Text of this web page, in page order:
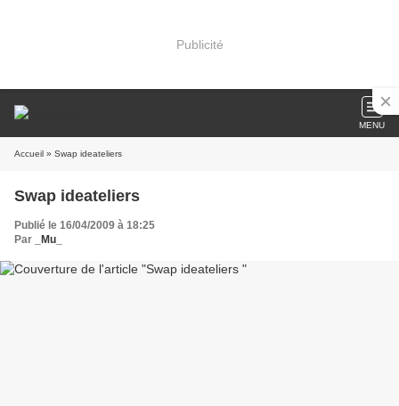
Publicité
MENU
Accueil » Swap ideateliers
Swap ideateliers
Publié le 16/04/2009 à 18:25
Par
_Mu_